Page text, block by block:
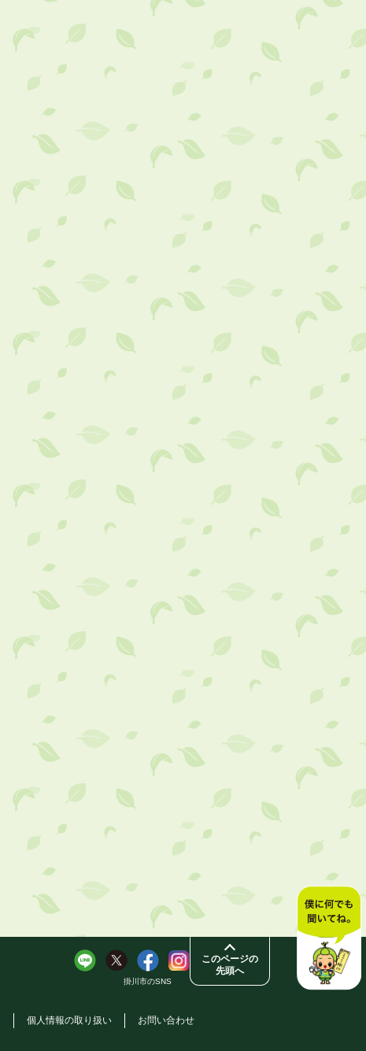
このページの
先頭へ
掛川市のSNS
個人情報の取り扱い お問い合わせ